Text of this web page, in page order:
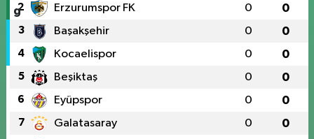
2 Erzurumspor FK 0 0
3 Başakşehir 0 0
4 Kocaelispor 0 0
5 Beşiktaş 0 0
6 Eyüpspor 0 0
7 Galatasaray 0 0